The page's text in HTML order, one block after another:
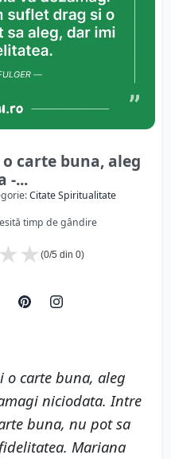
carte buna, aleg
-...
Citate Spiritualitate
timp de gândire
★
★ (0/5 din 0)
carte buna, aleg
niciodata. Intre
buna, nu pot sa
Mariana